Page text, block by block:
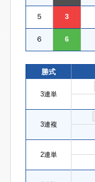
５ 3
６ 6
勝式
3連単
3連複
2連単